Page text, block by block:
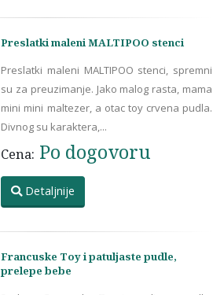
Preslatki maleni MALTIPOO stenci
Preslatki maleni MALTIPOO stenci, spremni
su za preuzimanje. Jako malog rasta, mama
mini mini maltezer, a otac toy crvena pudla.
Divnog su karaktera,...
Cena: Po dogovoru
Detaljnije
Francuske Toy i patuljaste pudle,
prelepe bebe